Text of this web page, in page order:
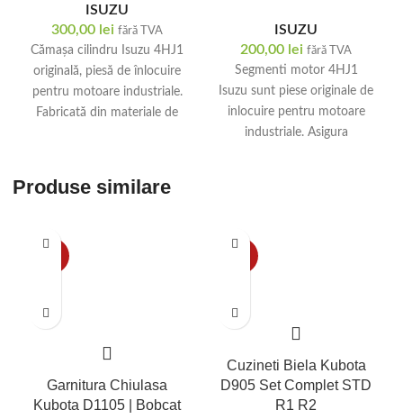
ISUZU
300,00 lei fără TVA
Cămașa cilindru Isuzu 4HJ1
originală, piesă de înlocuire
pentru motoare industriale.
Fabricată din materiale de
disponibil - comandă azi și
ISUZU
200,00 lei fără TVA
Segmenti motor 4HJ1
Isuzu sunt piese originale de
inlocuire pentru motoare
industriale. Asigura
Produse similare
Garnitura Chiulasa
Kubota D1105 | Bobcat
Cuzineti Biela Kubota
D905 Set Complet STD
R1 R2